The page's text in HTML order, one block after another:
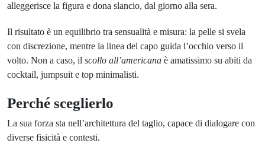
alleggerisce la figura e dona slancio, dal giorno alla sera.
Il risultato è un equilibrio tra sensualità e misura: la pelle si svela
con discrezione, mentre la linea del capo guida l’occhio verso il
volto. Non a caso, il scollo all’americana è amatissimo su abiti da
cocktail, jumpsuit e top minimalisti.
Perché sceglierlo
La sua forza sta nell’architettura del taglio, capace di dialogare con
diverse fisicità e contesti.